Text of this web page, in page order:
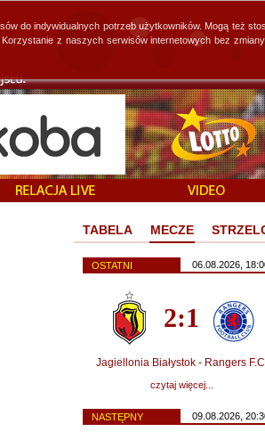
TABELA MECZE
OSTATNI 06.08.2026,
2:1
Jagiellonia Białystok - Rangers
czytaj więcej...
NASTĘPNY 09.08.2026,
do indywidualnych potrzeb użytkowników. Mogą też
z naszych serwisów internetowych bez